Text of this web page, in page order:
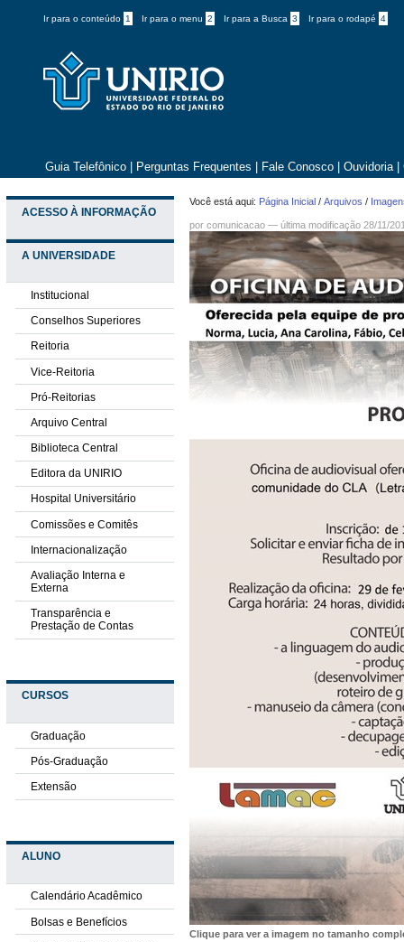
Ir para o conteúdo 1 Ir para o menu 2 Ir para a Busca 3 Ir para o rodapé 4
Guia Telefônico Perguntas Frequentes Fale Conosco Ouvidoria
ACESSO À INFORMAÇÃO
A UNIVERSIDADE
Institucional
Conselhos Superiores
Reitoria
Vice-Reitoria
Pró-Reitorias
Arquivo Central
Biblioteca Central
Editora da UNIRIO
Hospital Universitário
Comissões e Comitês
Internacionalização
Avaliação Interna e
Externa
Transparência e
Prestação de Contas
CURSOS
Graduação
Pós-Graduação
Extensão
ALUNO
Calendário Acadêmico
Bolsas e Benefícios
Você está aqui: Página Inicial /Arquivos /
por comunicacao —última modificação 28/11/
Clique para ver a imagem no tamanho